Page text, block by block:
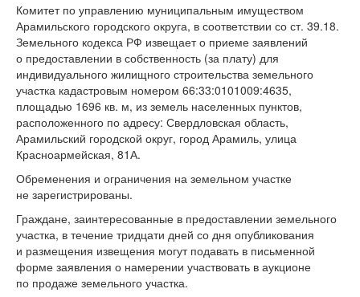
Комитет по управлению муниципальным имуществом
Арамильского городского округа, в соответствии со ст. 39.18.
Земельного кодекса РФ извещает о приеме заявлений
о предоставлении в собственность (за плату) для
индивидуального жилищного строительства земельного
участка кадастровым номером 66:33:0101009:4635,
площадью 1696 кв. м, из земель населенных пунктов,
расположенного по адресу: Свердловская область,
Арамильский городской округ, город Арамиль, улица
Красноармейская, 81А.
Обременения и ограничения на земельном участке
не зарегистрированы.
Граждане, заинтересованные в предоставлении земельного
участка, в течение тридцати дней со дня опубликования
и размещения извещения могут подавать в письменной
форме заявления о намерении участвовать в аукционе
по продаже земельного участка.